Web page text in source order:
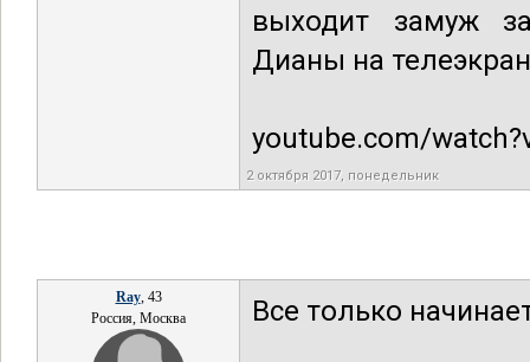
выходит замуж
Дианы на
youtube.com/
2 октября 2017, понедельник
Ray, 43
Россия, Москва
Все только